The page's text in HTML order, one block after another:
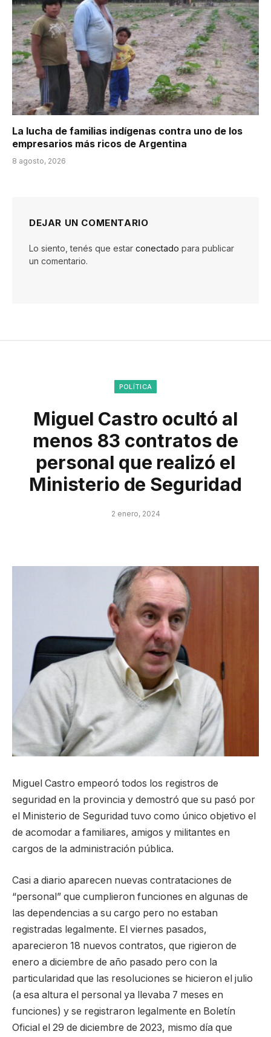
La lucha de familias indígenas contra uno de los
empresarios más ricos de Argentina
8 agosto, 2026
DEJAR UN COMENTARIO
Lo siento, tenés que estar conectado para publicar
un comentario.
POLÍTICA
Miguel Castro ocultó al
menos 83 contratos de
personal que realizó el
Ministerio de Seguridad
2 enero, 2024
Miguel Castro empeoró todos los registros de
seguridad en la provincia y demostró que su pasó por
el Ministerio de Seguridad tuvo como único objetivo el
de acomodar a familiares, amigos y militantes en
cargos de la administración pública.
Casi a diario aparecen nuevas contrataciones de
“personal” que cumplieron funciones en algunas de
las dependencias a su cargo pero no estaban
registradas legalmente. El viernes pasados,
aparecieron 18 nuevos contratos, que rigieron de
enero a diciembre de año pasado pero con la
particularidad que las resoluciones se hicieron el julio
(a esa altura el personal ya llevaba 7 meses en
funciones) y se registraron legalmente en Boletín
Oficial el 29 de diciembre de 2023, mismo día que